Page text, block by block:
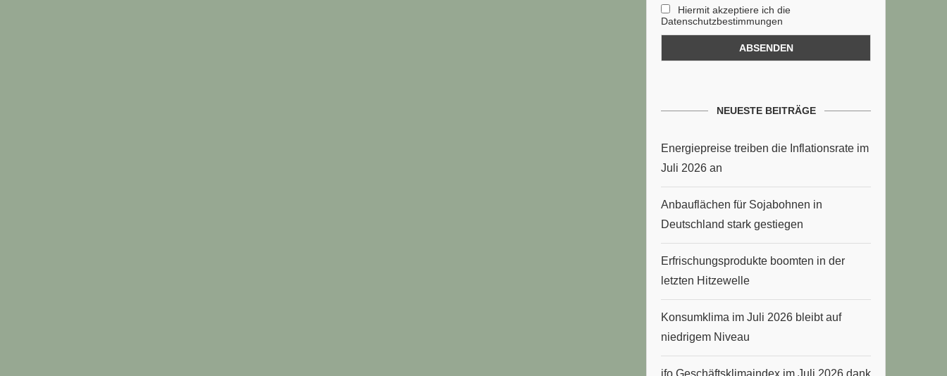
Hiermit akzeptiere ich die
Datenschutzbestimmungen
NEUESTE BEITRÄGE
Energiepreise treiben die Inflationsrate im
Juli 2026 an
Anbauflächen für Sojabohnen in
Deutschland stark gestiegen
Erfrischungsprodukte boomten in der
letzten Hitzewelle
Konsumklima im Juli 2026 bleibt auf
niedrigem Niveau